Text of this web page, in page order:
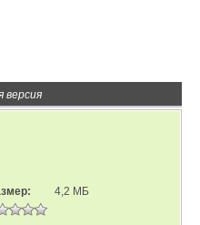
версия
4,2 МБ